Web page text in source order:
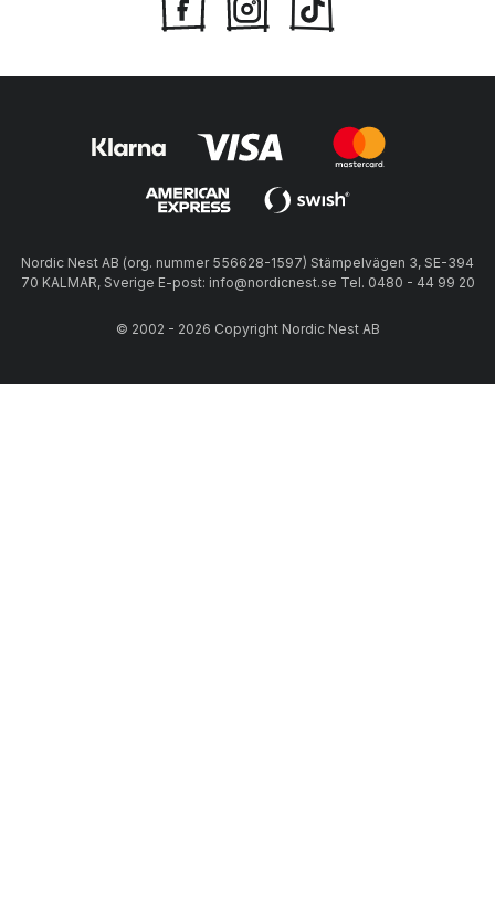
Nordic Nest AB (org. nummer 556628-1597) Stämpelvägen 3, SE-394
70 KALMAR, Sverige E-post: info@nordicnest.se Tel. 0480 - 44 99 20
© 2002 - 2026 Copyright Nordic Nest AB